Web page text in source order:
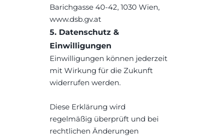
Barichgasse 40-42, 1030 Wien,
www.dsb.gv.at
5. Datenschutz &
Einwilligungen
Einwilligungen können jederzeit
mit Wirkung für die Zukunft
widerrufen werden.
Diese Erklärung wird
regelmäßig überprüft und bei
rechtlichen Änderungen